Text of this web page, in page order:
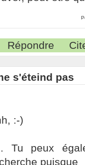
Répondre
s'éteind pas
:-)
Tu peux
puisque